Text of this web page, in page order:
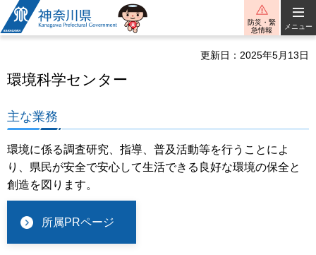
神奈川県
防災・緊
急情報
メニュー
更新日：2025年5月13日
環境科学センター
主な業務
環境に係る調査研究、指導、普及活動等を行うことによ
り、県民が安全で安心して生活できる良好な環境の保全と
創造を図ります。
所属PRページ